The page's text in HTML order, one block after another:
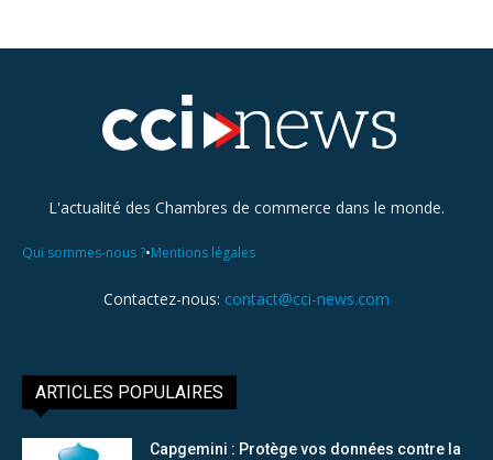
L'actualité des Chambres de commerce dans le monde.
Qui sommes-nous ?•Mentions légales
Contactez-nous: contact@cci-news.com
ARTICLES POPULAIRES
Capgemini : Protège vos données contre la